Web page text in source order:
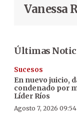
Vanessa
Últimas
Sucesos
En nuevo juicio,
condenado por
Líder Ríos
Agosto 7, 2026 09:54